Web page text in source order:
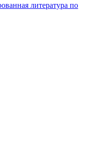
литература по